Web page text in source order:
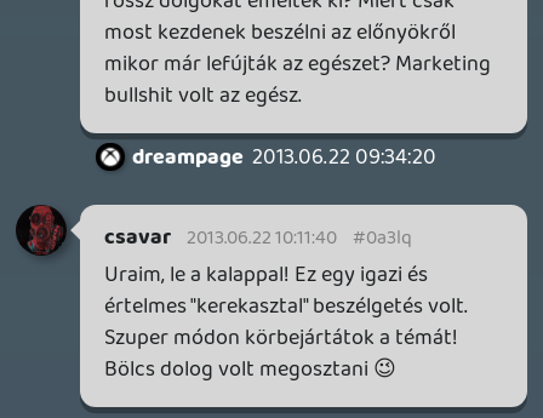
lehetőségeit, a NASA-tól kapott valós
adatok alapján vetítettek ki aszteroidákat
piros színnel, majd a felhő nyújtotta
számítási kapacitással zöld színben újabb
aszteroidák jelentek meg a képernyőn,
sokkal nagyobb számban és valós időben
zajló szimulációval. Nagyon meggyőző volt
és sajnálom, hogy az MS az ilyen és
hasonló dolgok helyett a DRM-mel
bohóckodott. Mert voltak fölösleges és
negatív bejelentéseik, ugyanakkor nagyon
jó és valóban a jövőbe mutató
elképzeléseik, csak azokról elfelejtettek
lacapaca